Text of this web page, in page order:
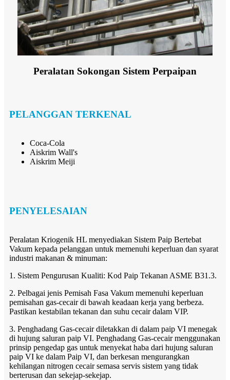
Peralatan Sokongan Sistem Perpaipan
PELANGGAN TERKENAL
Coca-Cola
Aiskrim Wall's
Aiskrim Meiji
PENYELESAIAN
Peralatan Kriogenik HL menyediakan Sistem Paip Bertebat
Vakum kepada pelanggan untuk memenuhi keperluan dan syarat
industri makanan & minuman:
1. Sistem Pengurusan Kualiti: Kod Paip Tekanan ASME B31.3.
2. Pelbagai jenis Pemisah Fasa Vakum memenuhi keperluan
pemisahan gas-cecair di bawah keadaan kerja yang berbeza.
Pastikan kestabilan tekanan dan suhu cecair dalam VIP.
3. Penghadang Gas-cecair diletakkan di dalam paip VI menegak
di hujung saluran paip VI. Penghadang Gas-cecair menggunakan
prinsip pengedap gas untuk menyekat haba dari hujung saluran
paip VI ke dalam Paip VI, dan berkesan mengurangkan
kehilangan nitrogen cecair semasa servis sistem yang tidak
berterusan dan sekejap-sekejap.